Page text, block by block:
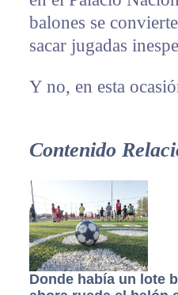
balones se
sacar jugadas
Y no, en esta
Contenido
Donde había un lote